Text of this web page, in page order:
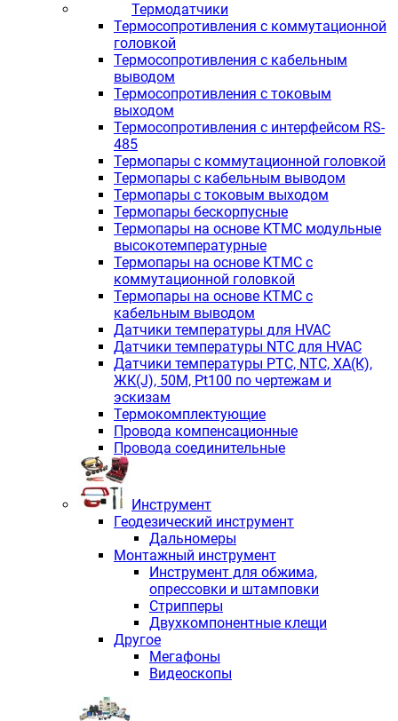
Термодатчики
Термосопротивления с коммутационной
головкой
Термосопротивления с кабельным
выводом
Термосопротивления с токовым
выходом
Термосопротивления с интерфейсом RS-
485
Термопары с коммутационной головкой
Термопары с кабельным выводом
Термопары с токовым выходом
Термопары бескорпусные
Термопары на основе КТМС модульные
высокотемпературные
Термопары на основе КТМС с
коммутационной головкой
Термопары на основе КТМС с
кабельным выводом
Датчики температуры для HVAC
Датчики температуры NTC для HVAC
Датчики температуры PTС, NTC, ХА(К),
ЖК(J), 50М, Pt100 по чертежам и
эскизам
Термокомплектующие
Провода компенсационные
Провода соединительные
Инструмент
Геодезический инструмент
Дальномеры
Монтажный инструмент
Инструмент для обжима,
опрессовки и штамповки
Стрипперы
Двухкомпонентные клещи
Другое
Мегафоны
Видеоскопы